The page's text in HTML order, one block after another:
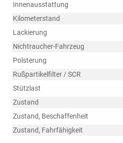
Innenausstattung
Kilometerstand
Lackierung
Nichtraucher-Fahrzeug
Polsterung
Rußpartikelfilter / SCR
Stützlast
Zustand
Zustand, Beschaffenheit
Zustand, Fahrfähigkeit